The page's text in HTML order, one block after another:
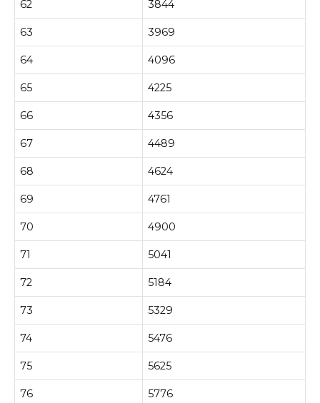
62 3844
63 3969
64 4096
65 4225
66 4356
67 4489
68 4624
69 4761
70 4900
71 5041
72 5184
73 5329
74 5476
75 5625
76 5776